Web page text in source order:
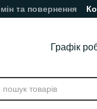
та повернення
Графік